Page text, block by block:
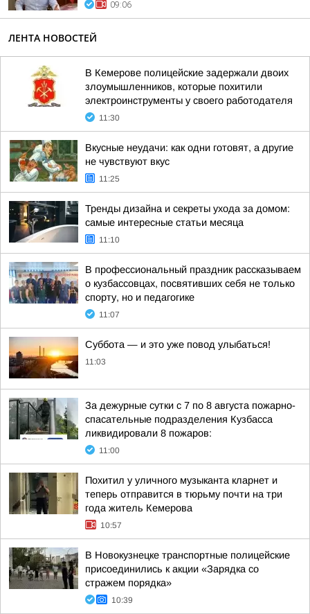
09:06
ЛЕНТА НОВОСТЕЙ
В Кемерове полицейские задержали двоих
злоумышленников, которые похитили
электроинструменты у своего работодателя
11:30
Вкусные неудачи: как одни готовят, а другие
не чувствуют вкус
11:25
Тренды дизайна и секреты ухода за домом:
самые интересные статьи месяца
11:10
В профессиональный праздник рассказываем
о кузбассовцах, посвятивших себя не только
спорту, но и педагогике
11:07
Суббота — и это уже повод улыбаться!
11:03
За дежурные сутки с 7 по 8 августа пожарно-
спасательные подразделения Кузбасса
ликвидировали 8 пожаров:
11:00
Похитил у уличного музыканта кларнет и
теперь отправится в тюрьму почти на три
года житель Кемерова
10:57
В Новокузнецке транспортные полицейские
присоединились к акции «Зарядка со
стражем порядка»
10:39